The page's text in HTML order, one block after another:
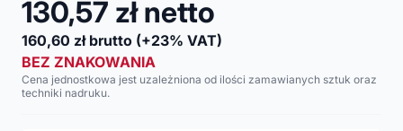
130,57 zł netto
160,60 zł brutto (+23% VAT)
BEZ ZNAKOWANIA
Cena jednostkowa jest uzależniona od ilości zamawianych sztuk oraz
techniki nadruku.